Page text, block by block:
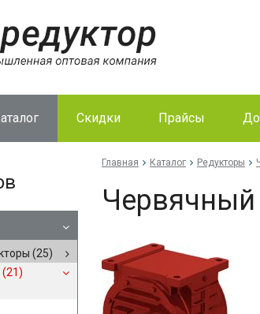
Скидки Прайсы
(25)
(21)
Главная Каталог Редукторы
Червячный